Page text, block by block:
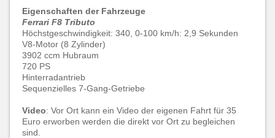
Eigenschaften der Fahrzeuge
Ferrari F8 Tributo
Höchstgeschwindigkeit: 340, 0-100 km/h: 2,9 Sekunden
V8-Motor (8 Zylinder)
3902 ccm Hubraum
720 PS
Hinterradantrieb
Sequenzielles 7-Gang-Getriebe
Video: Vor Ort kann ein Video der eigenen Fahrt für 35
Euro erworben werden die direkt vor Ort zu begleichen
sind.